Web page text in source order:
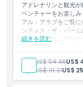
アドレナリンと観光
ベンチャーをお楽し
アル・アラブをご覧
ンティス・ザ・パー
の方に最適なツアーで
続きを読む
90分のスピード
ブルジュ・アル
ス・ザ・パームの
大人: US$ 54.46US$
子供: US$ 31.31US$